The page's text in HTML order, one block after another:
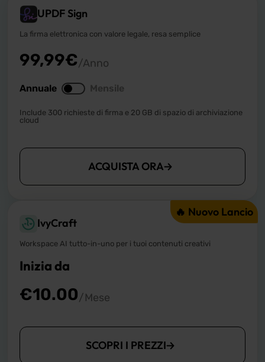
UPDF Sign
La firma elettronica con valore legale, resa semplice
99,99€/Anno
Annuale Mensile
Include 300 richieste di firma e 20 GB di spazio di archiviazione
cloud
ACQUISTA ORA
IvyCraft
🔥 Nuovo Lancio
Workspace AI tutto-in-uno per i tuoi contenuti creativi
Inizia da
€10.00/Mese
SCOPRI I PREZZI